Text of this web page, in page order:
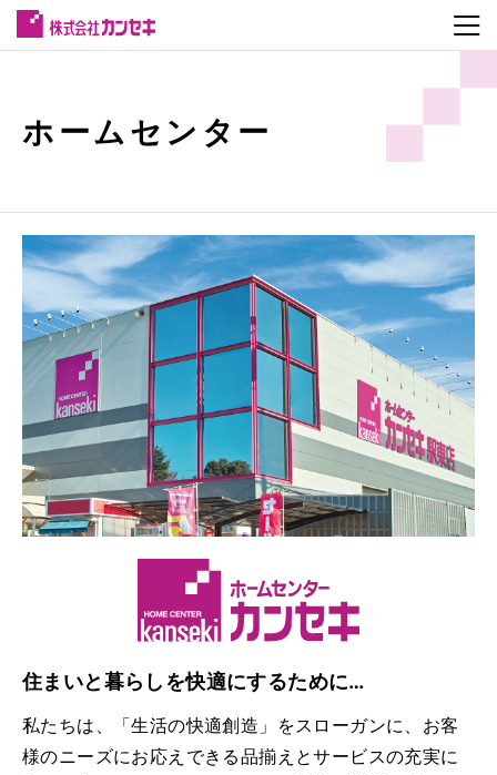
ホームセンター
住まいと暮らしを快適にするために…
私たちは、「生活の快適創造」をスローガンに、お客
様のニーズにお応えできる品揃えとサービスの充実に